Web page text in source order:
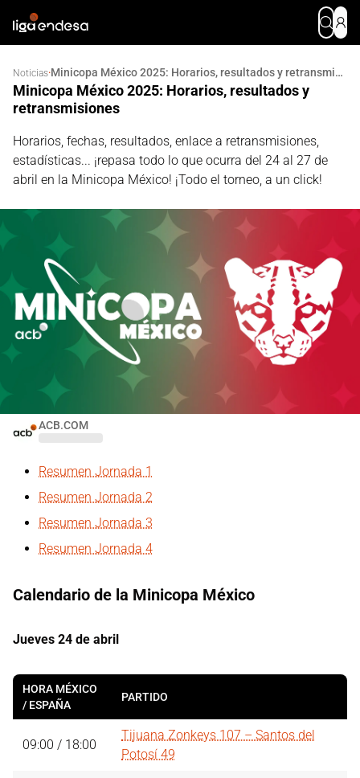
Noticias· Minicopa México 2025: Horarios, resultados y retransmisiones
Minicopa México 2025: Horarios, resultados y
retransmisiones
Horarios, fechas, resultados, enlace a retransmisiones,
estadísticas... ¡repasa todo lo que ocurra del 24 al 27 de
abril en la Minicopa México! ¡Todo el torneo, a un click!
ACB.COM
Resumen Jornada 1
Resumen Jornada 2
Resumen Jornada 3
Resumen Jornada 4
Calendario de la Minicopa México
Jueves 24 de abril
HORA MÉXICO
/ ESPAÑA
PARTIDO
09:00 / 18:00
Tijuana Zonkeys 107 – Santos del
Potosí 49